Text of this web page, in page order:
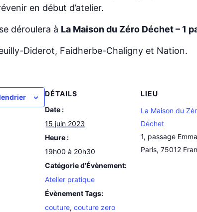
en début d’atelier.
déroulera à La Maison du Zéro Déchet – 1
Diderot, Faidherbe-Chaligny et Nation.
DÉTAILS
Date :
15 juin 2023
Heure :
19h00 à 20h30
Catégorie d’Évènement:
Atelier pratique
Évènement Tags:
couture, couture zero
LIEU
La Maison du
Déchet
1, passage
Paris, 75012